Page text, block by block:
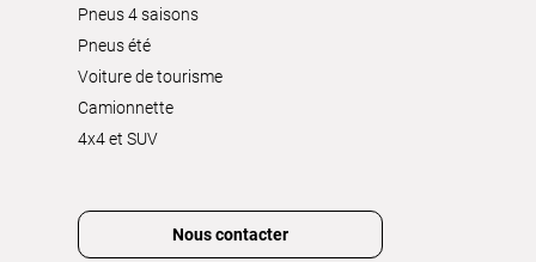
Pneus 4 saisons
Pneus été
Voiture de tourisme
Camionnette
4x4 et SUV
Nous contacter